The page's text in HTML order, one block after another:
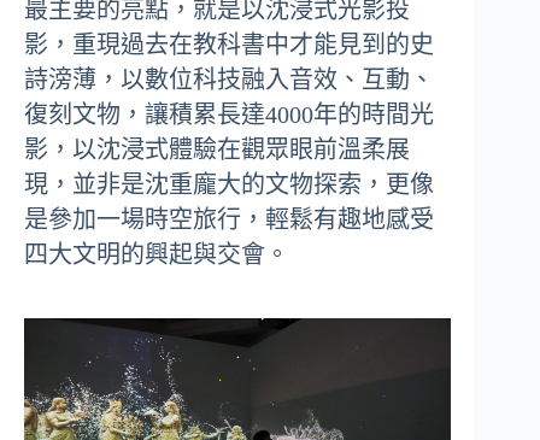
最主要的亮點，就是以沈浸式光影投
影，重現過去在教科書中才能見到的史
詩滂薄，以數位科技融入音效、互動、
復刻文物，讓積累長達4000年的時間光
影，以沈浸式體驗在觀眾眼前溫柔展
現，並非是沈重龐大的文物探索，更像
是參加一場時空旅行，輕鬆有趣地感受
四大文明的興起與交會。